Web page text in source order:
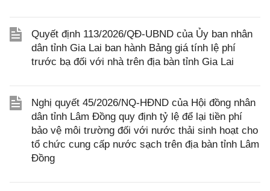
Quyết định 113/2026/QĐ-UBND của Ủy ban nhân
dân tỉnh Gia Lai ban hành Bảng giá tính lệ phí
trước bạ đối với nhà trên địa bàn tỉnh Gia Lai
Nghị quyết 45/2026/NQ-HĐND của Hội đồng nhân
dân tỉnh Lâm Đồng quy định tỷ lệ để lại tiền phí
bảo vệ môi trường đối với nước thải sinh hoạt cho
tổ chức cung cấp nước sạch trên địa bàn tỉnh Lâm
Đồng